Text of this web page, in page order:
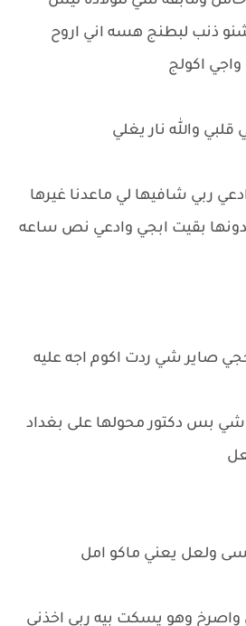
ذنب لبطنج هسه اني اروح
اكولج
والله نار يغلي
ربي شافيها لي ماعدنا غيرها
بقيت ابجي وادعي نص ساعه
صاير شي ردت اكوم اجه عليه
شي بس دكتور محولها على بغداد
ولعل يعني ماكو امل
وهو يسكت بيه ربي اخذني